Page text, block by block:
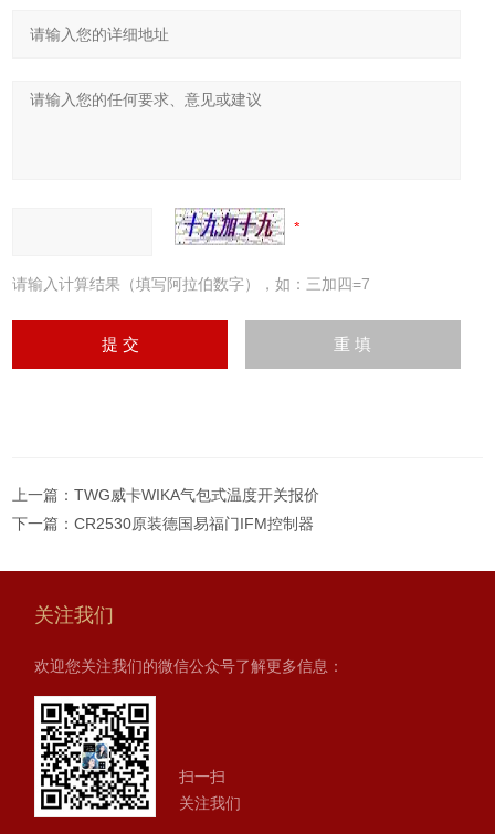
请输入计算结果（填写阿拉伯数字），如：三加四=7
上一篇：TWG威卡WIKA气包式温度开关报价
下一篇：CR2530原装德国易福门IFM控制器
关注我们
欢迎您关注我们的微信公众号了解更多信息：
扫一扫
关注我们